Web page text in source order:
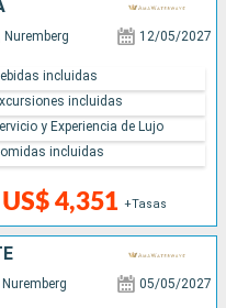
Nuremberg 12/05/2027
US$ 4,351 +Tasas
incluidas
incluidas
y Experiencia de Lujo
incluidas
Nuremberg 05/05/2027